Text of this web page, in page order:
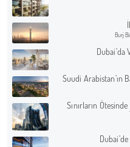
Burj
Dubai’da
Suudi Arabistan’ın
Sınırların